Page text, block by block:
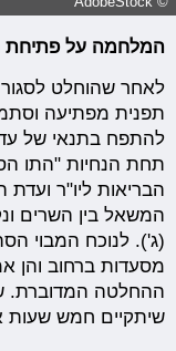
המלחמה על פתיחת
לאחר שהוחלט
תפנית מפתיעה
תחת הנחיות "התו
הבריאות ליו"ר
המשאל בין השרים
(ג'). לנוכח המבוי
שיתקיים חמש